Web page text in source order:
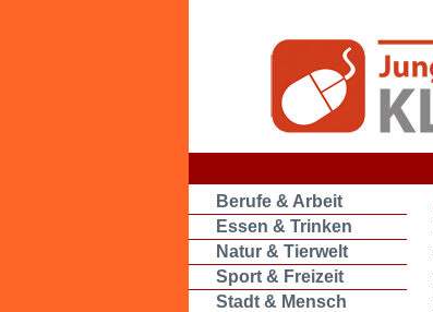
Berufe & Arbeit
Essen & Trinken
Natur & Tierwelt
Sport & Freizeit
Stadt & Mensch